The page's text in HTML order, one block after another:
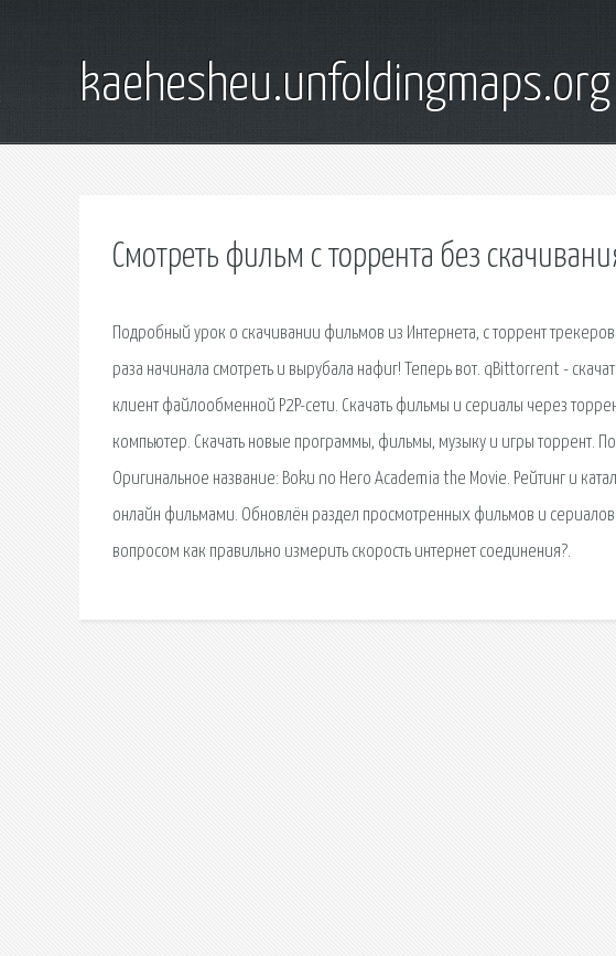
kaehesheu.unfoldingmaps.org
Смотреть фильм с торрента без
Подробный урок о скачивании фильмов из Интернета, с торрент
раза начинала смотреть и вырубала нафиг! Теперь вот. qBittorrent -
клиент файлообменной P2P-сети. Скачать фильмы и сериалы через
компьютер. Скачать новые программы, фильмы, музыку и игры торрент.
Оригинальное название: Boku no Hero Academia the Movie. Рейтинг и
онлайн фильмами. Обновлён раздел просмотренных фильмов и
вопросом как правильно измерить скорость интернет соединения?.